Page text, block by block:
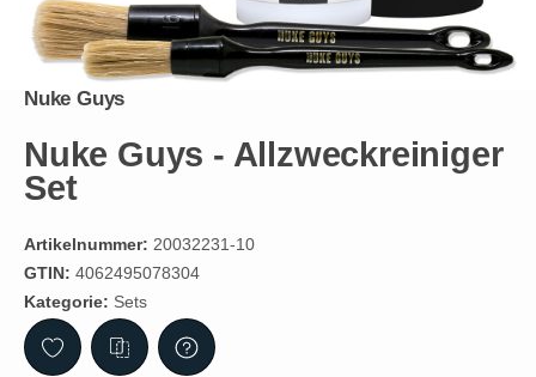
Nuke Guys
Nuke Guys - Allzweckreiniger
Set
Artikelnummer: 20032231-10
GTIN: 4062495078304
Kategorie: Sets